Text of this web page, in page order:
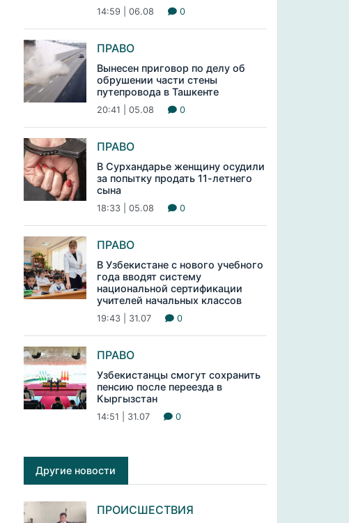
14:59 | 06.08 0
ПРАВО
Вынесен приговор по делу об
обрушении части стены
путепровода в Ташкенте
20:41 | 05.08 0
ПРАВО
В Сурхандарье женщину осудили
за попытку продать 11-летнего
сына
18:33 | 05.08 0
ПРАВО
В Узбекистане с нового учебного
года вводят систему
национальной сертификации
учителей начальных классов
19:43 | 31.07 0
ПРАВО
Узбекистанцы смогут сохранить
пенсию после переезда в
Кыргызстан
14:51 | 31.07 0
Другие новости
ПРОИСШЕСТВИЯ